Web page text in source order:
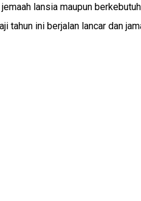
lansia maupun
tahun ini berjalan lancar dan